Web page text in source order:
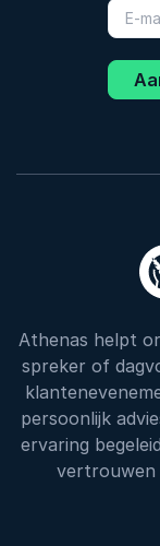
Athenas helpt
spreker of
persoonlijk
ervaring
vertrouwen